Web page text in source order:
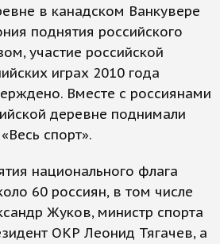
в канадском Ванкувере
поднятия российского
участие российской
играх 2010 года
Вместе с россиянами
деревне поднимали
спорт».
национального флага
60 россиян, в том числе
Жуков, министр спорта
ОКР Леонид Тягачев, а